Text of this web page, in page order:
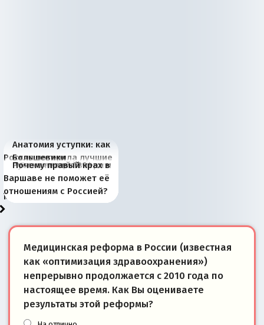
Анатомия уступки: как
Россия потеряла лучшие
рыбопромысловые
районы Баренцева
моря
Большевики
отличаются от «Яблока»
тем, что они -
победители
Киевская марионетка
Запада рассказала о
«переобувании» хозяев
В России назрели
перемены: 15 шагов к
суверенной экономике
Миграционный пожар
Европы
Россия начинает
сбрасывать балласт
Анкориджа
Россия зимой 1904
года: первые уступки во
внутренней политике
Русская нация вчера и
сегодня
Почему правый крах в
Варшаве не поможет её
отношениям с Россией?
Медицинская реформа в России (известная
как «оптимизация здравоохранения»)
непрерывно продолжается с 2010 года по
настоящее время. Как Вы оцениваете
результаты этой реформы?